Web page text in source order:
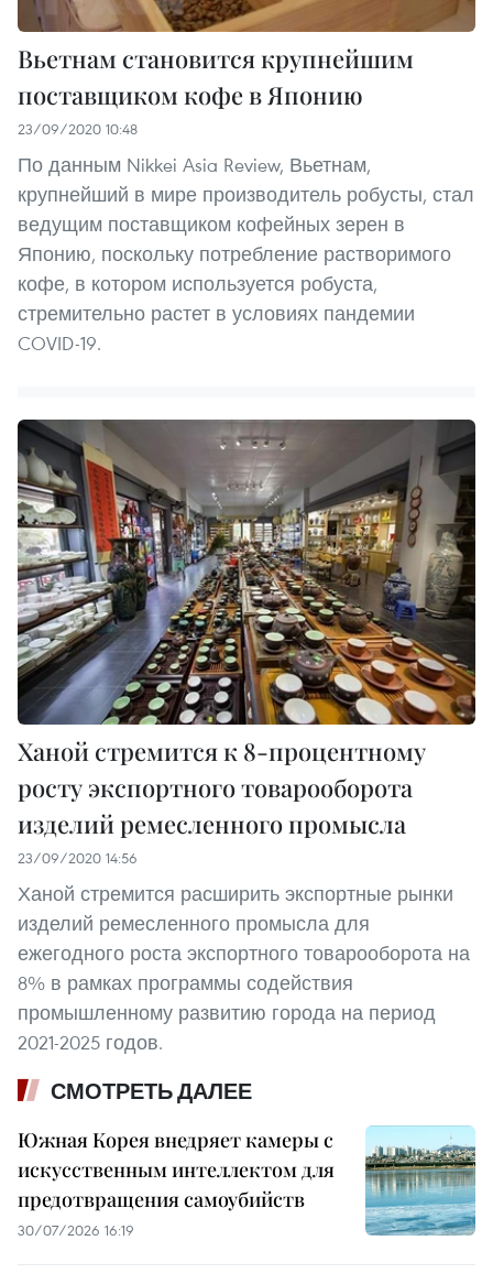
Вьетнам становится крупнейшим
поставщиком кофе в Японию
23/09/2020 10:48
По данным Nikkei Asia Review, Вьетнам,
крупнейший в мире производитель робусты, стал
ведущим поставщиком кофейных зерен в
Японию, поскольку потребление растворимого
кофе, в котором используется робуста,
стремительно растет в условиях пандемии
COVID-19.
Ханой стремится к 8-процентному
росту экспортного товарооборота
изделий ремесленного промысла
23/09/2020 14:56
Ханой стремится расширить экспортные рынки
изделий ремесленного промысла для
ежегодного роста экспортного товарооборота на
8% в рамках программы содействия
промышленному развитию города на период
2021-2025 годов.
СМОТРЕТЬ ДАЛЕЕ
Южная Корея внедряет камеры с
искусственным интеллектом для
предотвращения самоубийств
30/07/2026 16:19